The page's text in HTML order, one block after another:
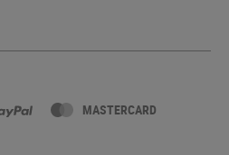
MASTERCARD